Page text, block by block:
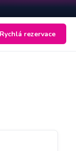
Rychlá rezervace